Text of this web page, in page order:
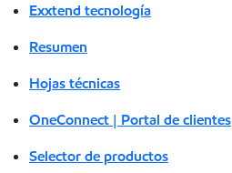
Exxtend tecnología
Resumen
Hojas técnicas
OneConnect | Portal de clientes
Selector de productos